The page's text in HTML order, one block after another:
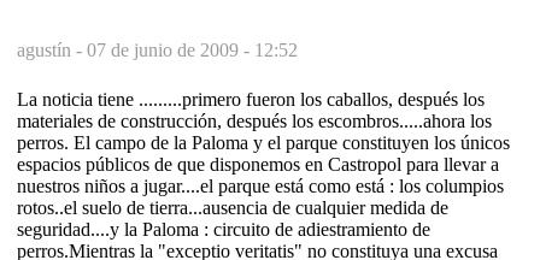
agustín - 07 de junio de 2009 - 12:52
La noticia tiene .........primero fueron los caballos, después los
materiales de construcción, después los escombros.....ahora los
perros. El campo de la Paloma y el parque constituyen los únicos
espacios públicos de que disponemos en Castropol para llevar a
nuestros niños a jugar....el parque está como está : los columpios
rotos..el suelo de tierra...ausencia de cualquier medida de
seguridad....y la Paloma : circuito de adiestramiento de
perros.Mientras la "exceptio veritatis" no constituya una excusa